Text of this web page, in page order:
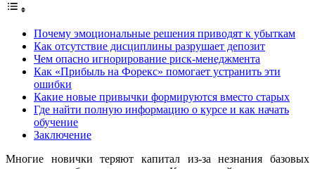
Почему эмоциональные решения приводят к убыткам
Как отсутствие дисциплины разрушает депозит
Чем опасно игнорирование риск-менеджмента
Как «Прибыль на Форекс» помогает устранить эти
ошибки
Какие новые привычки формируются вместо старых
Где найти полную информацию о курсе и как начать
обучение
Заключение
Многие новички теряют капитал из-за незнания базовых